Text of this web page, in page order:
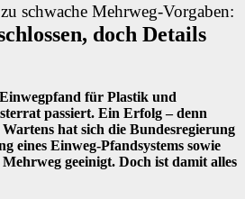
schwache Mehrweg-Vorgaben:
doch Details
für Plastik und
passiert. Ein Erfolg – denn
hat sich die Bundesregierung
eines Einweg-Pfandsystems sowie
geeinigt. Doch ist damit alles